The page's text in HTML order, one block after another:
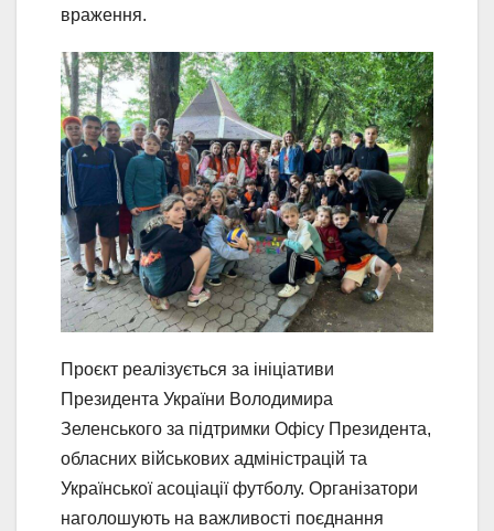
враження.
Проєкт реалізується за ініціативи
Президента України Володимира
Зеленського за підтримки Офісу Президента,
обласних військових адміністрацій та
Української асоціації футболу. Організатори
наголошують на важливості поєднання